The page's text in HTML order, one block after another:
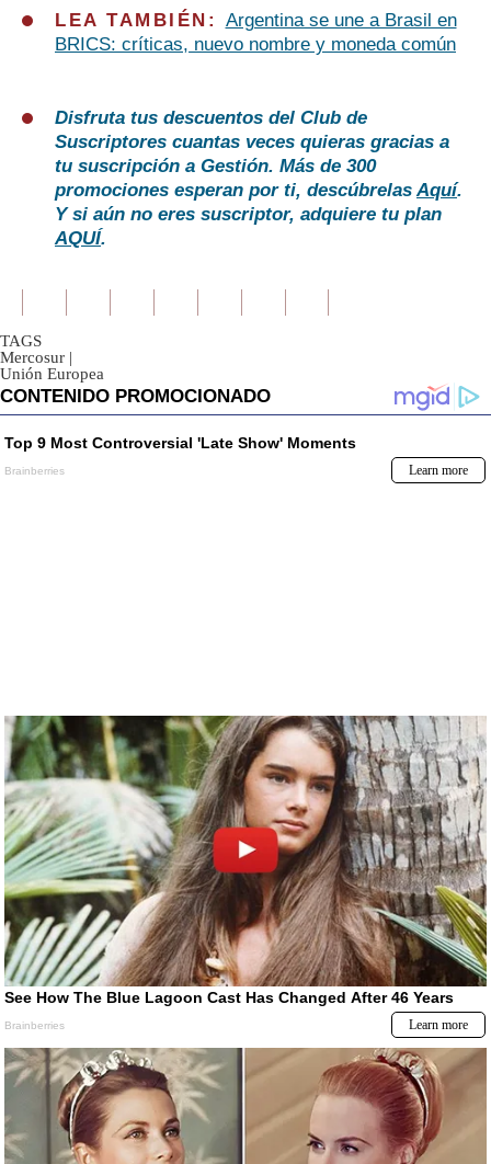
LEA TAMBIÉN: Argentina se une a Brasil en
BRICS: críticas, nuevo nombre y moneda común
Disfruta tus descuentos del Club de
Suscriptores cuantas veces quieras gracias a
tu suscripción a Gestión. Más de 300
promociones esperan por ti, descúbrelasAquí.
Y si aún no eres suscriptor, adquiere tu plan
AQUÍ.
TAGS
Mercosur |
Unión Europea